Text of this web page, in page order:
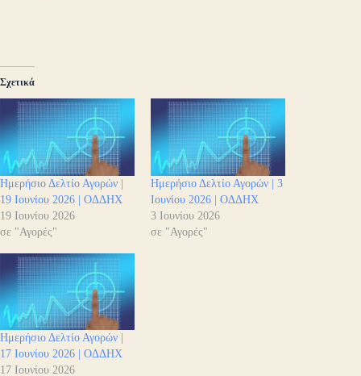
Σχετικά
Ημερήσιο Δελτίο Αγορών |
19 Ιουνίου 2026 | ΟΔΔΗΧ
19 Ιουνίου 2026
σε "Αγορές"
Ημερήσιο Δελτίο Αγορών | 3
Ιουνίου 2026 | ΟΔΔΗΧ
3 Ιουνίου 2026
σε "Αγορές"
Ημερήσιο Δελτίο Αγορών |
17 Ιουνίου 2026 | ΟΔΔΗΧ
17 Ιουνίου 2026